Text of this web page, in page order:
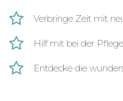
Da für all diese
anfällt, ist die
willkommen,
Verbringe Zeit mit
Hilf mit bei der
Entdecke die